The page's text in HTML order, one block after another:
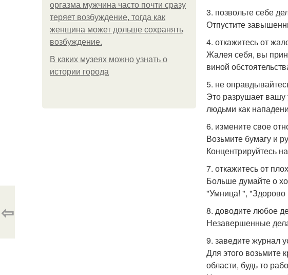
оргазма мужчина часто почти сразу
теряет возбуждение, тогда как
женщина может дольше сохранять
возбуждение.
В каких музеях можно узнать о
истории города
3. позвольте себе
Отпустите
4. откажитесь от
Жалея себя, вы
виной
5. не
Это разрушает вашу
людьми как
6. измените свое
Возьмите бумагу и
Концентрируйтесь
7. откажитесь от
Больше думайте о
"Умница! ", "Здорово
8. доводите любое
Незавершенные
9. заведите журнал
Для этого возьмите
области, будь то
⇦